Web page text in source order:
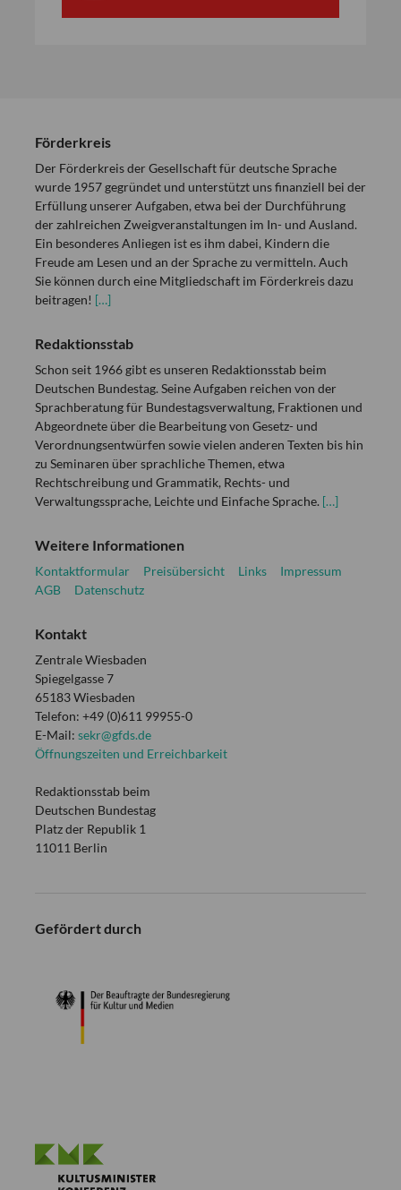
Förderkreis
Der Förderkreis der Gesellschaft für deutsche Sprache
wurde 1957 gegründet und unterstützt uns finanziell bei der
Erfüllung unserer Aufgaben, etwa bei der Durchführung
der zahlreichen Zweigveranstaltungen im In- und Ausland.
Ein besonderes Anliegen ist es ihm dabei, Kindern die
Freude am Lesen und an der Sprache zu vermitteln. Auch
Sie können durch eine Mitgliedschaft im Förderkreis dazu
beitragen! […]
Redaktionsstab
Schon seit 1966 gibt es unseren Redaktionsstab beim
Deutschen Bundestag. Seine Aufgaben reichen von der
Sprachberatung für Bundestagsverwaltung, Fraktionen und
Abgeordnete über die Bearbeitung von Gesetz- und
Verordnungsentwürfen sowie vielen anderen Texten bis hin
zu Seminaren über sprachliche Themen, etwa
Rechtschreibung und Grammatik, Rechts- und
Verwaltungssprache, Leichte und Einfache Sprache. […]
Weitere Informationen
Kontaktformular Preisübersicht Links
Impressum
AGB
Datenschutz
Kontakt
Zentrale Wiesbaden
Spiegelgasse 7
65183 Wiesbaden
Telefon: +49 (0)611 99955-0
E-Mail: sekr@gfds.de
Öffnungszeiten und Erreichbarkeit
Redaktionsstab beim
Deutschen Bundestag
Platz der Republik 1
11011 Berlin
Gefördert durch